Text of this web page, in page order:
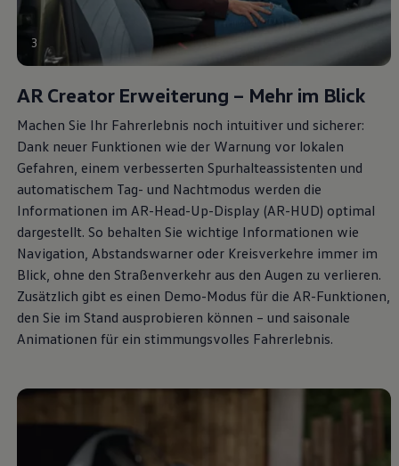
3
AR Creator Erweiterung – Mehr im Blick
Machen Sie Ihr Fahrerlebnis noch intuitiver und sicherer:
Dank neuer Funktionen wie der Warnung vor lokalen
Gefahren, einem verbesserten Spurhalteassistenten und
automatischem Tag- und Nachtmodus werden die
Informationen im AR-Head-Up-Display (AR-HUD) optimal
dargestellt. So behalten Sie wichtige Informationen wie
Navigation, Abstandswarner oder Kreisverkehre immer im
Blick, ohne den Straßenverkehr aus den Augen zu verlieren.
Zusätzlich gibt es einen Demo-Modus für die AR-Funktionen,
den Sie im Stand ausprobieren können – und saisonale
Animationen für ein stimmungsvolles Fahrerlebnis.